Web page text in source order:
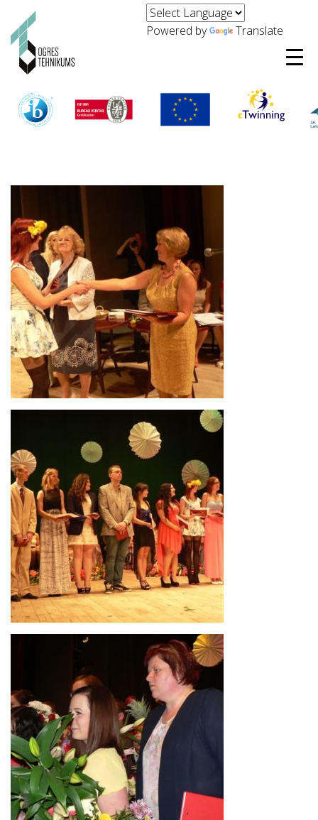
Powered by Translate